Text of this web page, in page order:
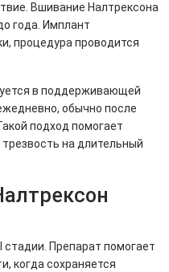
Вшивание Налтрексона
года. Имплант
процедура проводится
в поддерживающей
обычно после
подход помогает
на длительный
стадии. Препарат помогает
когда сохраняется